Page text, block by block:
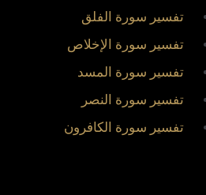
تفسير سورة الفلق
تفسير سورة الإخلاص
تفسير سورة المسد
تفسير سورة النصر
تفسير سورة الكافرون